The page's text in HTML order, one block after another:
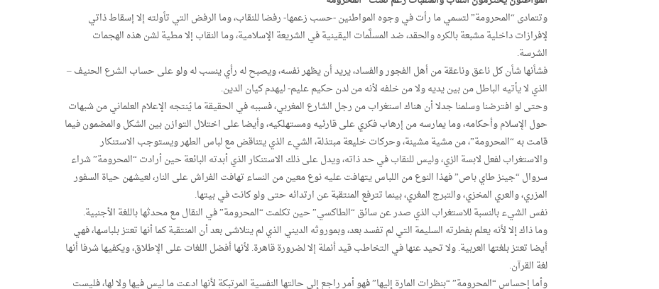
وتتمادى “المحرومة” لتسمي ما رأت في وجوه المواطنين -حسب زعمها- رفضا للنقاب، وما الرفض التي تأولته إلا إسقاط ذاتي
لإفرازات داخلية مشبعة بالكره والحقد، ضد المسلَّمات اليقينية في الشريعة الإسلامية، وما النقاب إلا مطية لشن هذه الهجمات
الشرسة.
فشأنها شأن كل ناعق وناعقة من أهل الفجور والفساد، يريد أن يظهر نفسه، ويصبح له رأي ينسب له ولو على حساب الشرع الحنيف –
الذي لا يأتيه الباطل من بين يديه ولا من خلفه لأنه من لدن حكيم عليم- ليهدم كيان الدين.
وحتى لو افترضنا وسلمنا جدلا أن هناك استغراب من رجل الشارع المغربي، فسببه في الحقيقة ما يُنتجه الإعلام العلماني من شبهات
حول الإسلام وأحكامه، وما يمارسه من إرهاب فكري على قارئيه ومستهلكيه، وأيضا على اختلال التوازن بين الشكل والمضمون فيما
قامت به “المحرومة”، من مشية مشينة، وحركات خليعة مبتذلة، الشيء الذي يتناقض مع لباس الطهر ويستوجب الاستنكار
والاستغراب لفعل لابسة الزي، وليس للنقاب في حد ذاته، ويدل على ذلك الاستنكار الذي أبدته البائعة حين أرادت “المحرومة” شراء
سروال “جينز طاي باص” فهذا النوع من اللباس يتهافت عليه نوع معين من النساء تهافت الفراش على النار، لعيشهن حياة السفور
المزري، والعري المخزي، والتبرج المغري، بينما تترفع المنتقبة عن ارتدائه حتى ولو كانت في بيتها.
نفس الشيء بالنسبة للاستغراب الذي صدر عن سائق “الطاكسي” حين تكلمت “المحرومة” في النقال مع محدثها باللغة الأجنبية.
وما ذاك إلا لأنه يعلم بفطرته السليمة التي لم تفسد بعد، وبموروثه الديني الذي لم يتلاشى بعد أن المنتقبة كما أنها تعتز بلباسها، فهي
أيضا تعتز بلغتها العربية. ولا تحيد عنها في التخاطب قيد أنملة إلا لضرورة قاهرة. لأنها أفضل اللغات على الإطلاق، ويكفيها شرفا أنها
لغة القرآن.
وأما إحساس “المحرومة” “بنظرات المارة إليها” فهو أمر راجع إلى حالتها النفسية المرتبكة لأنها ادعت ما ليس فيها ولا لها، فليست